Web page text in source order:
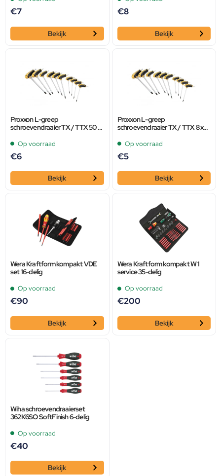
€7
Bekijk
€8
Bekijk
Proxxon L-greep
schroevendraaier TX / TTX 50 x
Op voorraad
€6
Bekijk
Proxxon L-greep
schroevendraaier TX / TTX 8 x
Op voorraad
€5
Bekijk
Wera Kraftform kompakt VDE
set 16-delig
Op voorraad
€90
Bekijk
Wera Kraftform kompakt W 1
service 35-delig
Op voorraad
€200
Bekijk
Wiha schroevendraaierset
362K6SO SoftFinish 6-delig
Op voorraad
€40
Bekijk